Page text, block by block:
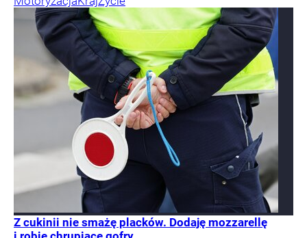
Z cukinii nie smażę placków. Dodaję mozzarellę